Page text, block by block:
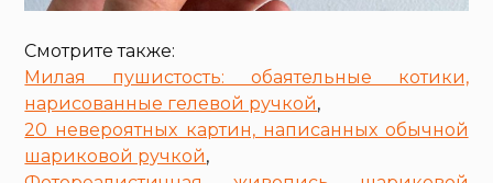
Смотрите также:
Милая пушистость: обаятельные котики,
нарисованные гелевой ручкой,
20 невероятных картин, написанных обычной
шариковой ручкой,